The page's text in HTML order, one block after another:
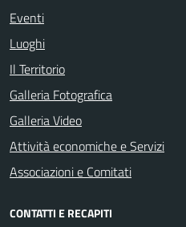
Eventi
Luoghi
Il Territorio
Galleria Fotografica
Galleria Video
Attività economiche e Servizi
Associazioni e Comitati
CONTATTI E RECAPITI